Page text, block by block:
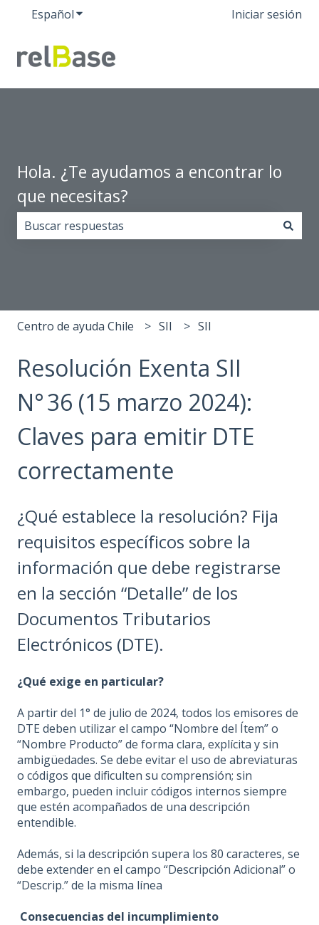
EspañolTraducciones de Mostrar submenú de
Iniciar sesión
Hola. ¿Te ayudamos a encontrar lo
que necesitas?
Centro de ayuda Chile SII SII
Resolución Exenta SII
N° 36 (15 marzo 2024):
Claves para emitir DTE
correctamente
¿Qué establece la resolución? Fija
requisitos específicos sobre la
información que debe registrarse
en la sección “Detalle” de los
Documentos Tributarios
Electrónicos (DTE).
¿Qué exige en particular?
A partir del 1° de julio de 2024, todos los emisores de
DTE deben utilizar el campo “Nombre del Ítem” o
“Nombre Producto” de forma clara, explícita y sin
ambigüedades. Se debe evitar el uso de abreviaturas
o códigos que dificulten su comprensión; sin
embargo, pueden incluir códigos internos siempre
que estén acompañados de una descripción
entendible.
Además, si la descripción supera los 80 caracteres, se
debe extender en el campo “Descripción Adicional” o
“Descrip.” de la misma línea
Consecuencias del incumplimiento